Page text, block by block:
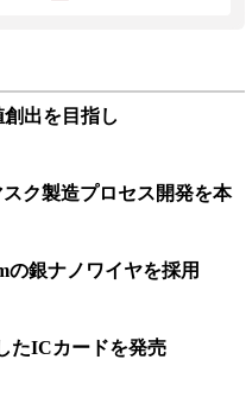
出を目指し
ク製造プロセス開発を本
の銀ナノワイヤを採用
たICカードを発売